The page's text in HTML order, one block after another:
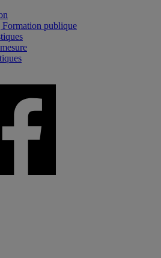
Formation publique